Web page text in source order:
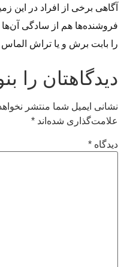
آگاهی برخی از افراد در این
فروشنده‌ها هم از سادگی آن‌ها
را بابت برش و یا تراش الماس
دیدگاهتان را
نشانی ایمیل شما منتشر
علامت‌گذاری شده‌اند *
دیدگاه *